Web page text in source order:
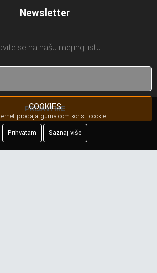
Newsletter
se na našu mejling listu.
PRIJAVI ME
COOKIES
prodaja-guma.com koristi cookie.
Prihvatam
Saznaj više